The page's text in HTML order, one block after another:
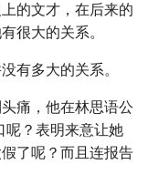
的文才，在后来的
很大的关系。
有多大的关系。
痛，他在林思语公
呢？表明来意让她
了呢？而且连报告